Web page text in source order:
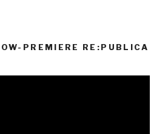
PREMIERE RE:PUBLICA